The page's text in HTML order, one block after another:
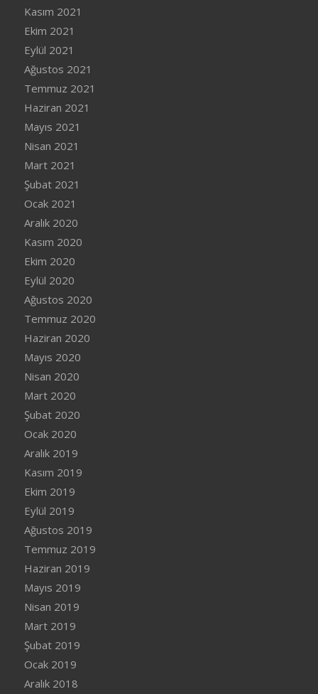
Kasım 2021
Ekim 2021
Eylül 2021
Ağustos 2021
Temmuz 2021
Haziran 2021
Mayıs 2021
Nisan 2021
Mart 2021
Şubat 2021
Ocak 2021
Aralık 2020
Kasım 2020
Ekim 2020
Eylül 2020
Ağustos 2020
Temmuz 2020
Haziran 2020
Mayıs 2020
Nisan 2020
Mart 2020
Şubat 2020
Ocak 2020
Aralık 2019
Kasım 2019
Ekim 2019
Eylül 2019
Ağustos 2019
Temmuz 2019
Haziran 2019
Mayıs 2019
Nisan 2019
Mart 2019
Şubat 2019
Ocak 2019
Aralık 2018